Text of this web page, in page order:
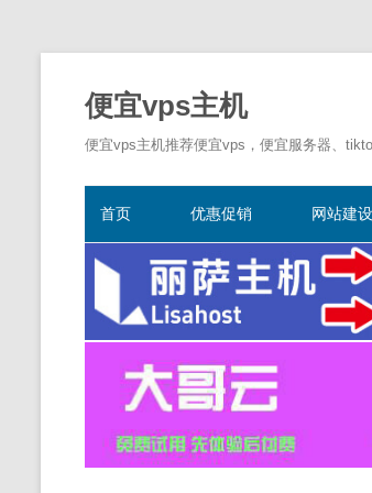
便宜vps主机
便宜vps主机推荐便宜vps，便宜服务器、
首页 优惠促销 网站建设